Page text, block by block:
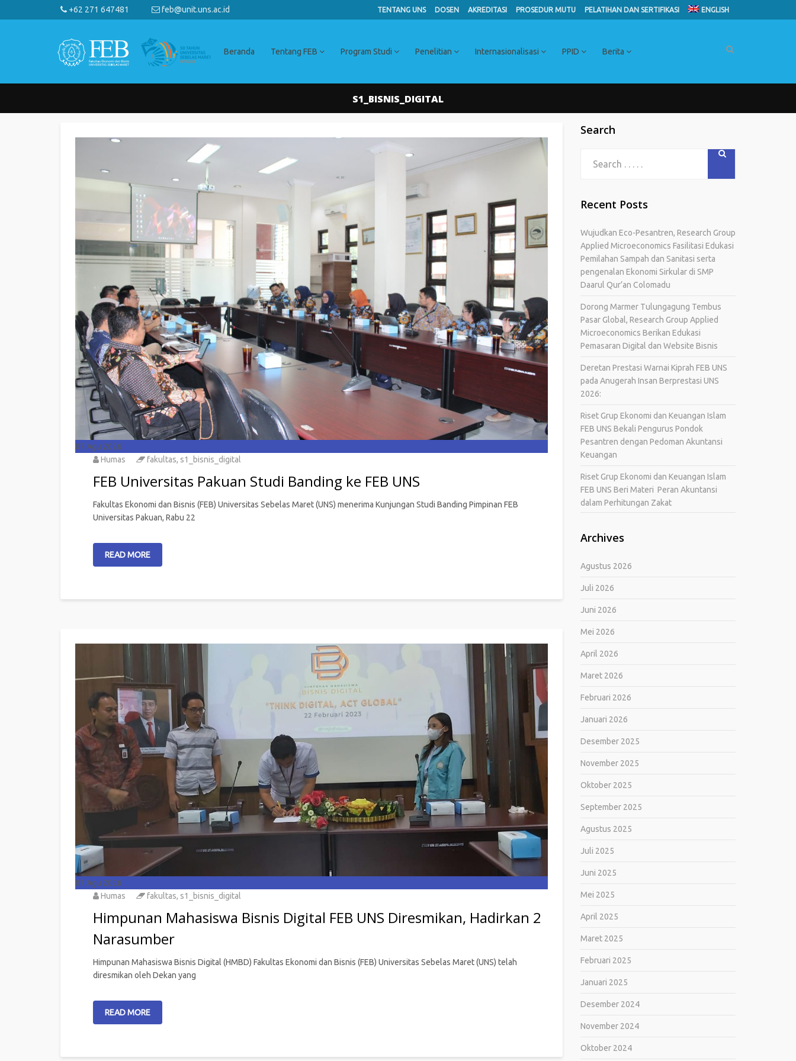
+62 271 647481 feb@unit.uns.ac.id TENTANG UNS DOSEN AKREDITASI PROSEDUR MUTU PELATIHAN DAN SERTIFIKASI ENGLISH
Beranda Tentang FEB Program Studi Penelitian Internasionalisasi PPID Berita
S1_BISNIS_DIGITAL
07 Agu 2026
Humas
fakultas, s1_bisnis_digital
FEB Universitas Pakuan Studi Banding ke FEB UNS
Fakultas Ekonomi dan Bisnis (FEB) Universitas Sebelas Maret (UNS) menerima Kunjungan Studi Banding Pimpinan FEB
Universitas Pakuan, Rabu 22
READ MORE
07 Agu 2026
Humas
fakultas, s1_bisnis_digital
Himpunan Mahasiswa Bisnis Digital FEB UNS Diresmikan, Hadirkan 2
Narasumber
Himpunan Mahasiswa Bisnis Digital (HMBD) Fakultas Ekonomi dan Bisnis (FEB) Universitas Sebelas Maret (UNS) telah
diresmikan oleh Dekan yang
READ MORE
Search
Recent Posts
Wujudkan Eco-Pesantren, Research Group
Applied Microeconomics Fasilitasi Edukasi
Pemilahan Sampah dan Sanitasi serta
pengenalan Ekonomi Sirkular di SMP
Daarul Qur’an Colomadu
Dorong Marmer Tulungagung Tembus
Pasar Global, Research Group Applied
Microeconomics Berikan Edukasi
Pemasaran Digital dan Website Bisnis
Deretan Prestasi Warnai Kiprah FEB UNS
pada Anugerah Insan Berprestasi UNS
2026:
Riset Grup Ekonomi dan Keuangan Islam
FEB UNS Bekali Pengurus Pondok
Pesantren dengan Pedoman Akuntansi
Keuangan
Riset Grup Ekonomi dan Keuangan Islam
FEB UNS Beri Materi Peran Akuntansi
dalam Perhitungan Zakat
Archives
Agustus 2026
Juli 2026
Juni 2026
Mei 2026
April 2026
Maret 2026
Februari 2026
Januari 2026
Desember 2025
November 2025
Oktober 2025
September 2025
Agustus 2025
Juli 2025
Juni 2025
Mei 2025
April 2025
Maret 2025
Februari 2025
Januari 2025
Desember 2024
November 2024
Oktober 2024